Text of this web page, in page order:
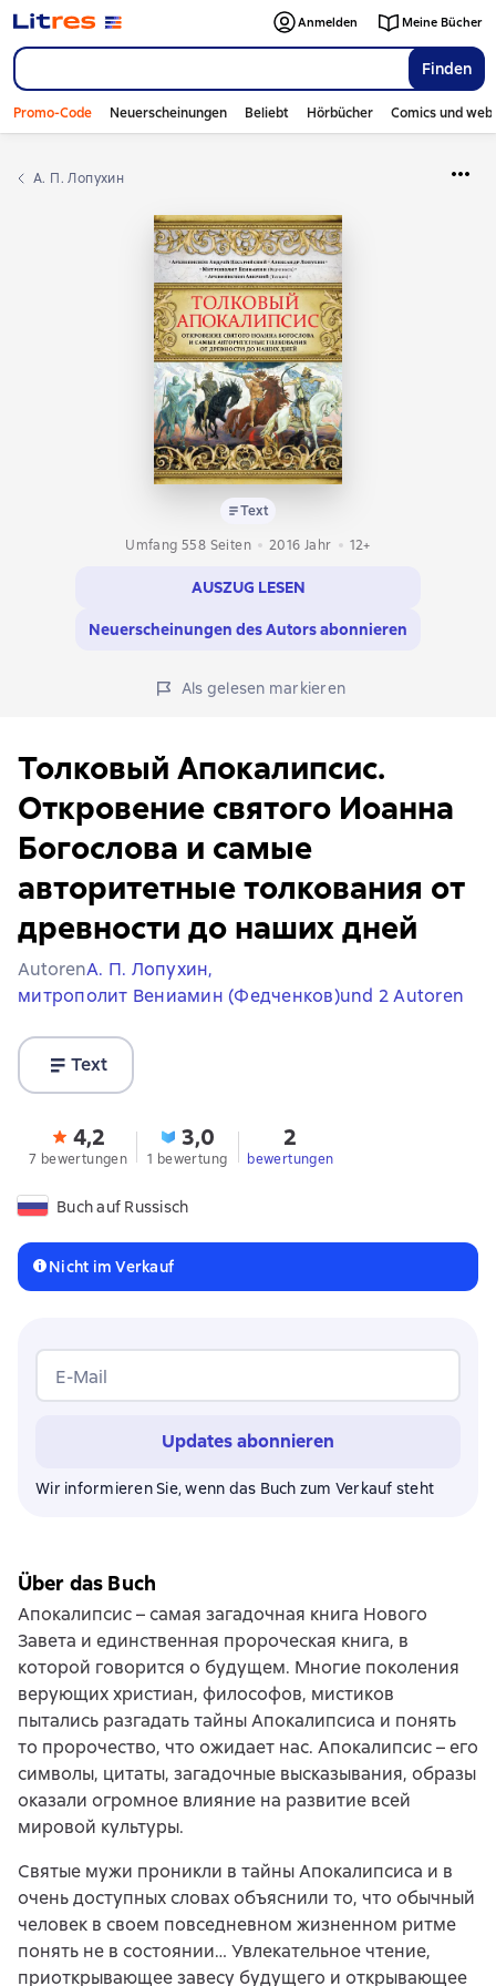
Finden
Anmelden Meine Bücher
Promo-Code Neuerscheinungen Beliebt Hörbücher Comics und
А. П. Лопухин
Text
Umfang 558 Seiten
2016 Jahr 12+
AUSZUG LESEN
Neuerscheinungen des Autors abonnieren
Als gelesen markieren
Толковый Апокалипсис.
Откровение святого Иоанна
Богослова и самые
авторитетные толкования от
древности до наших дней
AutorenА. П. Лопухин,
митрополит Вениамин (Федченков)und 2 Autoren
Text
4,2
7 bewertungen
3,0
1 bewertung
2
bewertungen
Buch auf Russisch
Nicht im Verkauf
E-Mail
Updates abonnieren
Wir informieren Sie, wenn das Buch zum Verkauf steht
Über das Buch
Апокалипсис – самая загадочная книга Нового
Завета и единственная пророческая книга, в
которой говорится о будущем. Многие поколения
верующих христиан, философов, мистиков
пытались разгадать тайны Апокалипсиса и понять
то пророчество, что ожидает нас. Апокалипсис – его
символы, цитаты, загадочные высказывания, образы
оказали огромное влияние на развитие всей
мировой культуры.
Святые мужи проникли в тайны Апокалипсиса и в
очень доступных словах объяснили то, что обычный
человек в своем повседневном жизненном ритме
понять не в состоянии… Увлекательное чтение,
приоткрывающее завесу будущего и открывающее